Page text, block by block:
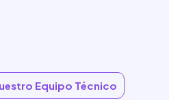
Equipo Técnico